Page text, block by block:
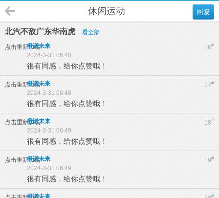
回复
休闲运动
北汽不敌广东华南虎 看全部
点击重新加载 16#
橙诺未来
2024-3-31 06:48
很有同感，给你点赞哦！
点击重新加载 17#
橙诺未来
2024-3-31 06:48
很有同感，给你点赞哦！
点击重新加载 18#
橙诺未来
2024-3-31 06:49
很有同感，给你点赞哦！
点击重新加载 19#
橙诺未来
2024-3-31 06:49
很有同感，给你点赞哦！
#
橙诺未来